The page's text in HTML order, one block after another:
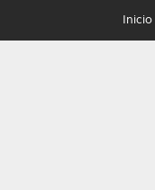
Inicio